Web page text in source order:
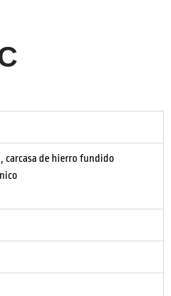
carcasa de hierro fundido